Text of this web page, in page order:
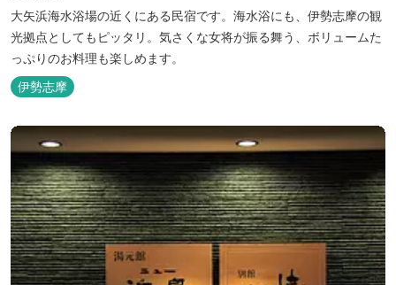
大矢浜海水浴場の近くにある民宿です。海水浴にも、伊勢志摩の観
光拠点としてもピッタリ。気さくな女将が振る舞う、ボリュームた
っぷりのお料理も楽しめます。
伊勢志摩